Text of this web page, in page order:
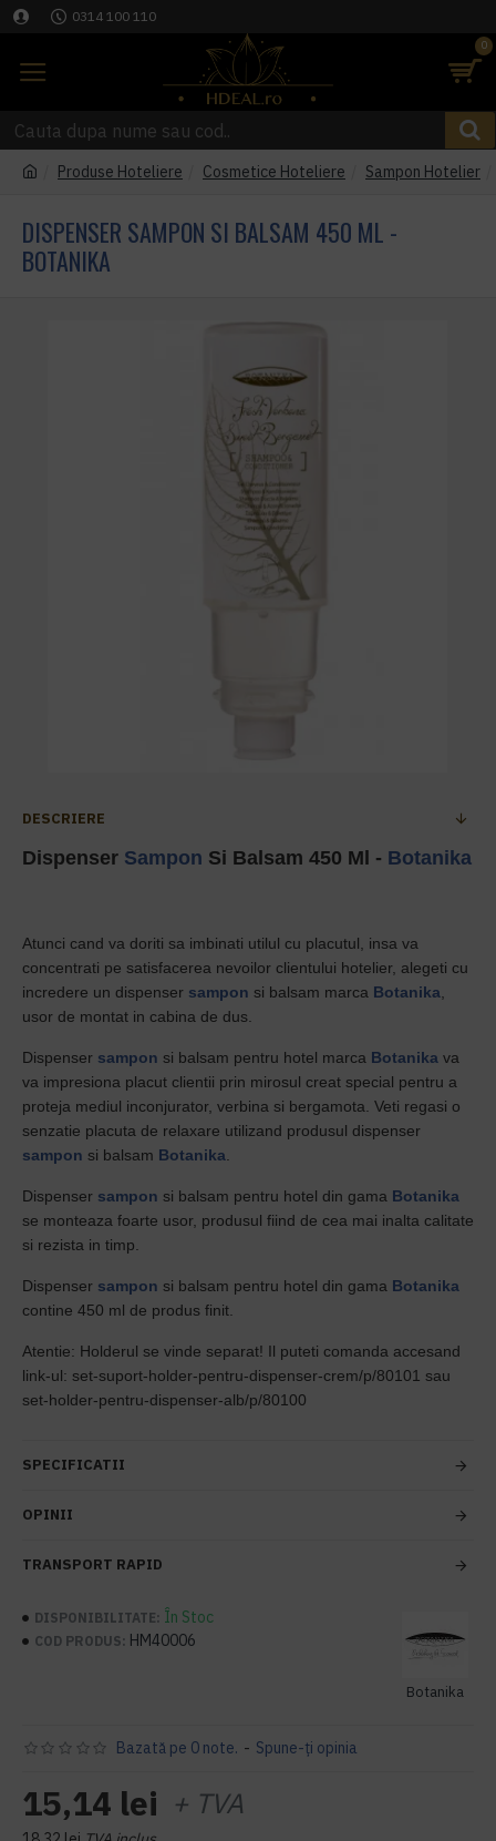
0314 100 110
0
Produse Hoteliere Cosmetice Hoteliere Sampon Hotelier
DISPENSER SAMPON SI BALSAM 450 ML -
BOTANIKA
DESCRIERE
Dispenser Sampon Si Balsam 450 Ml - Botanika
Atunci cand va doriti sa imbinati utilul cu placutul, insa va
concentrati pe satisfacerea nevoilor clientului hotelier, alegeti cu
incredere un dispenser sampon si balsam marca Botanika
usor de montat in cabina de dus.
Dispenser sampon si balsam pentru hotel marca Botanika va
va impresiona placut clientii prin mirosul creat special pentru a
proteja mediul inconjurator, verbina si bergamota. Veti regasi o
senzatie placuta de relaxare utilizand produsul dispenser
sampon si balsam Botanika
Dispenser sampon si balsam pentru hotel din gama Botanika
se monteaza foarte usor, produsul fiind de cea mai inalta calitate
si rezista in timp.
Dispenser sampon si balsam pentru hotel din gama Botanika
contine 450 ml de produs finit.
Atentie: Holderul se vinde separat! Il puteti comanda accesand
link-ul: set-suport-holder-pentru-dispenser-crem/p/80101 sau
set-holder-pentru-dispenser-alb/p/80100
SPECIFICATII
OPINII
TRANSPORT RAPID
DISPONIBILITATE: În Stoc
COD PRODUS: HM40006
Botanika
Bazată pe 0 note. - Spune-ţi opinia
15,14 lei + TVA